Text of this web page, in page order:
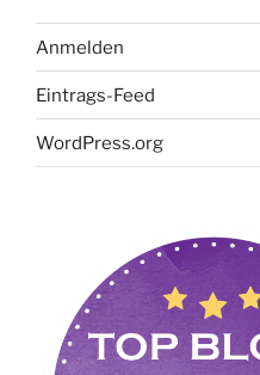
Anmelden
Eintrags-Feed
WordPress.org